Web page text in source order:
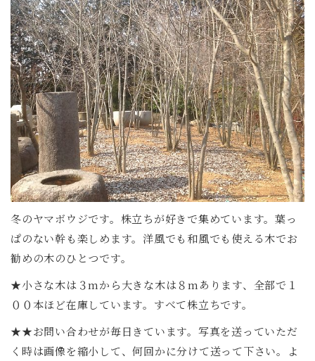
冬のヤマボウジです。株立ちが好きで集めています。葉っ
ぱのない幹も楽しめます。洋風でも和風でも使える木でお
勧めの木のひとつです。
★小さな木は３mから大きな木は８mあります、全部で１
００本ほど在庫しています。すべて株立ちです。
★★お問い合わせが毎日きています。写真を送っていただ
く時は画像を縮小して、何回かに分けて送って下さい。よ